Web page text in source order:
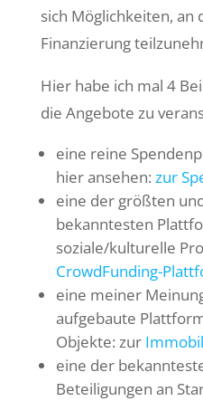
sich Möglichkeiten, an
Finanzierung
Hier habe ich mal 4
die Angebote zu
eine reine
hier ansehen: zur
eine der größten
bekanntesten
soziale/kulturelle
CrowdFunding-
eine meiner
aufgebaute
Objekte: zur
eine der
Beteiligungen an